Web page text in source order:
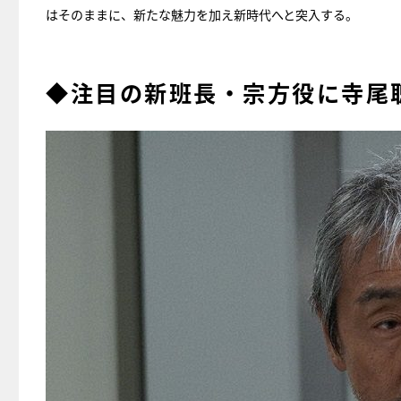
はそのままに、新たな魅力を加え新時代へと突入する。
◆注目の新班長・宗方役に寺尾